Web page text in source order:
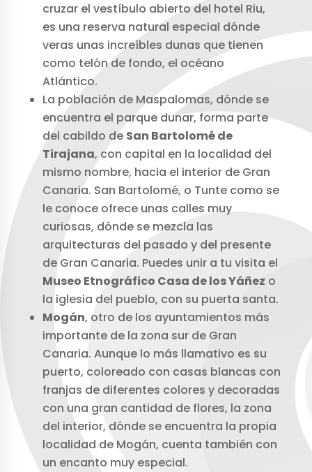
cruzar el vestíbulo abierto del hotel Riu,
es una reserva natural especial dónde
veras unas increíbles dunas que tienen
como telón de fondo, el océano
Atlántico.
La población de Maspalomas, dónde se
encuentra el parque dunar, forma parte
del cabildo de San Bartolomé de
Tirajana, con capital en la localidad del
mismo nombre, hacia el interior de Gran
Canaria. San Bartolomé, o Tunte como se
le conoce ofrece unas calles muy
curiosas, dónde se mezcla las
arquitecturas del pasado y del presente
de Gran Canaria. Puedes unir a tu visita el
Museo Etnográfico Casa de los Yáñez o
la iglesia del pueblo, con su puerta santa.
Mogán, otro de los ayuntamientos más
importante de la zona sur de Gran
Canaria. Aunque lo más llamativo es su
puerto, coloreado con casas blancas con
franjas de diferentes colores y decoradas
con una gran cantidad de flores, la zona
del interior, dónde se encuentra la propia
localidad de Mogán, cuenta también con
un encanto muy especial.